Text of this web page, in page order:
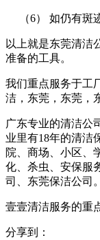
（6） 如仍有斑
以上就是东莞清洁
准备的工具。
我们重点服务于工
洁，东莞，东莞，
广东专业的清洁公
业里有18年的清洁
院、商场、小区、
化、杀虫、安保服
司、东莞保洁公司。
壹壹清洁服务的重
分享到：